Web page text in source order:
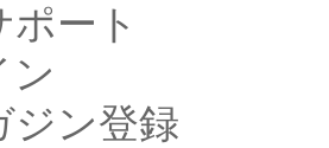
ート
ン
ジン登録